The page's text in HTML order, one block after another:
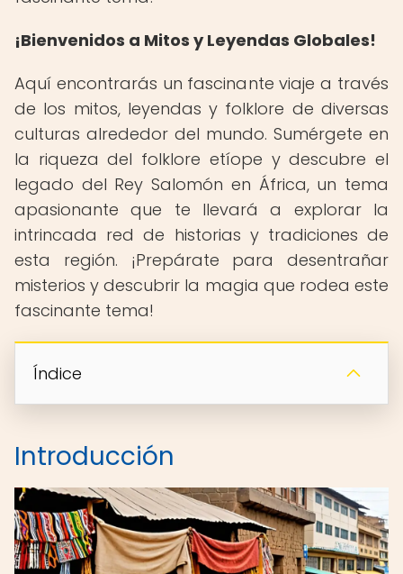
¡Bienvenidos a Mitos y Leyendas Globales!
Aquí encontrarás un fascinante viaje a través
de los mitos, leyendas y folklore de diversas
culturas alrededor del mundo. Sumérgete en
la riqueza del folklore etíope y descubre el
legado del Rey Salomón en África, un tema
apasionante que te llevará a explorar la
intrincada red de historias y tradiciones de
esta región. ¡Prepárate para desentrañar
misterios y descubrir la magia que rodea este
fascinante tema!
Índice
Introducción